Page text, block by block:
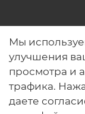
О нас
Наши
Связь с
Общая
Политика
Мы
улучшения
просмотра и
трафика.
даете